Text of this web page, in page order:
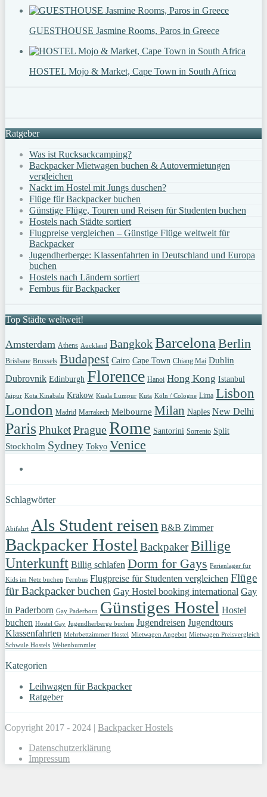
GUESTHOUSE Jasmine Rooms, Paros in Greece
HOSTEL Mojo & Market, Cape Town in South Africa
Ratgeber
Was ist Rucksackcamping?
Backpacker Mietwagen buchen & Autovermietungen
vergleichen
Nackt im Hostel mit Jungs duschen?
Flüge für Backpacker buchen
Günstige Flüge, Touren und Reisen für Studenten buchen
Hostels nach Städte sortiert
Flugpreise vergleichen – Günstige Flüge weltweit für
Backpacker
Jugendherberge: Klassenfahrten in Deutschland und Europa
buchen
Hostels nach Ländern sortiert
Fernbus für Backpacker
Top Städte weltweit!
Amsterdam Athens Auckland BangkokBarcelonaBerlin
Brisbane Brussels Budapest Cairo Cape Town Chiang Mai Dublin
Dubrovnik Edinburgh Florence Hanoi Hong Kong Istanbul
Jaipur Kota Kinabalu Krakow Kuala Lumpur Kuta Köln / Cologne Lima Lisbon
London Madrid Marrakech Melbourne Milan Naples New Delhi
ParisPhuketPragueRome Santorini Sorrento Split
Stockholm Sydney Tokyo Venice
Schlagwörter
Abifahrt Als Student reisen B&B Zimmer
Backpacker HostelBackpakerBillige
Unterkunft Billig schlafen Dorm for Gays Ferienlager für
Kids im Netz buchen Fernbus Flugpreise für Studenten vergleichen Flüge
für Backpacker buchen Gay Hostel booking international Gay
in Paderborn Gay Paderborn Günstiges Hostel Hostel
buchen Hostel Gay Jugendherberge buchen Jugendreisen Jugendtours
Klassenfahrten Mehrbettzimmer Hostel Mietwagen Angebot Mietwagen Preisvergleich
Schwule Hostels Weltenbummler
Kategorien
Leihwagen für Backpacker
Ratgeber
Copyright 2017 - 2024 | Backpacker Hostels
Datenschutzerklärung
Impressum